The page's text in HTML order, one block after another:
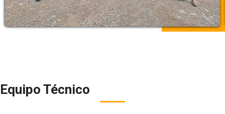
Equipo Técnico